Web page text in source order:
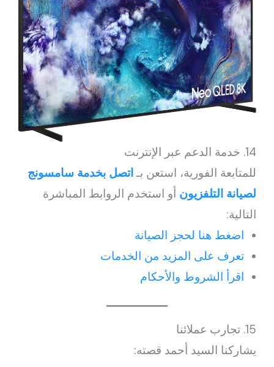
14. خدمة الدعم عبر الإنترنت
للمتابعة الفورية، استعن بـاتصل بخدمة سامسونج
لصيانة التلفزيون أو استخدم الروابط المباشرة
التالية:
اضغط هنا لحجز الصيانة
تعرف على المزيد من الخدمات
اقرأ الشروط والأحكام
15. تجارب عملائنا
يشاركنا السيد أحمد قصته: